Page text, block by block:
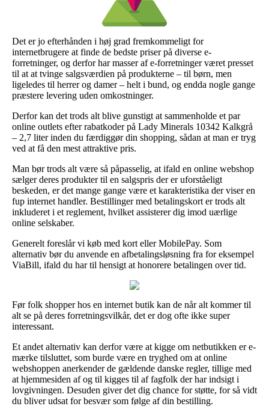
Det er jo efterhånden i høj grad fremkommeligt for
internetbrugere at finde de bedste priser på diverse e-
forretninger, og derfor har masser af e-forretninger været presset
til at at tvinge salgsværdien på produkterne – til børn, men
ligeledes til herrer og damer – helt i bund, og endda nogle gange
præstere levering uden omkostninger.
Derfor kan det trods alt blive gunstigt at sammenholde et par
online outlets efter rabatkoder på Lady Minerals 10342 Kalkgrå
– 2,7 liter inden du færdiggør din shopping, sådan at man er tryg
ved at få den mest attraktive pris.
Man bør trods alt være så påpasselig, at ifald en online webshop
sælger deres produkter til en salgspris der er uforståeligt
beskeden, er det mange gange være et karakteristika der viser en
fup internet handler. Bestillinger med betalingskort er trods alt
inkluderet i et reglement, hvilket assisterer dig imod uærlige
online selskaber.
Generelt foreslår vi køb med kort eller MobilePay. Som
alternativ bør du anvende en afbetalingsløsning fra for eksempel
ViaBill, ifald du har til hensigt at honorere betalingen over tid.
Før folk shopper hos en internet butik kan de når alt kommer til
alt se på deres forretningsvilkår, det er dog ofte ikke super
interessant.
Et andet alternativ kan derfor være at kigge om netbutikken er e-
mærke tilsluttet, som burde være en tryghed om at online
webshoppen anerkender de gældende danske regler, tillige med
at hjemmesiden af og til kigges til af fagfolk der har indsigt i
lovgivningen. Desuden giver det dig chance for støtte, for så vidt
du bliver udsat for besvær som følge af din bestilling.